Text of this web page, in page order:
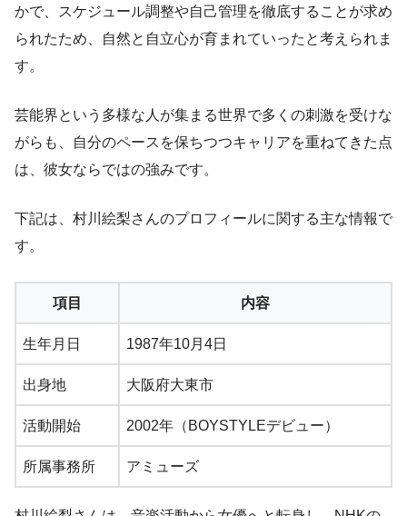
かで、スケジュール調整や自己管理を徹底することが求め
られたため、自然と自立心が育まれていったと考えられま
す。
芸能界という多様な人が集まる世界で多くの刺激を受けな
がらも、自分のペースを保ちつつキャリアを重ねてきた点
は、彼女ならではの強みです。
下記は、村川絵梨さんのプロフィールに関する主な情報で
す。
項目 内容
生年月日 1987年10月4日
出身地 大阪府大東市
活動開始 2002年（BOYSTYLEデビュー）
所属事務所 アミューズ